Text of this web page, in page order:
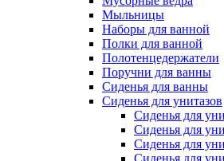
Мыльницы
Наборы для ванной
Полки для ванной
Полотенцедержатели
Поручни для ванны
Сиденья для ванны
Сиденья для унитазов
Сиденья для
Сиденья для
Сиденья для